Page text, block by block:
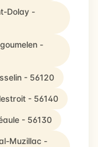
Dolay -
-
- 56120
- 56140
- 56130
Muzillac -